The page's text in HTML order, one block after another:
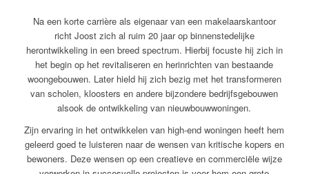
Na een korte carrière als eigenaar van een makelaarskantoor
richt Joost zich al ruim 20 jaar op binnenstedelijke
herontwikkeling in een breed spectrum. Hierbij focuste hij zich in
het begin op het revitaliseren en herinrichten van bestaande
woongebouwen. Later hield hij zich bezig met het transformeren
van scholen, kloosters en andere bijzondere bedrijfsgebouwen
alsook de ontwikkeling van nieuwbouwwoningen.
Zijn ervaring in het ontwikkelen van high-end woningen heeft hem
geleerd goed te luisteren naar de wensen van kritische kopers en
bewoners. Deze wensen op een creatieve en commerciële wijze